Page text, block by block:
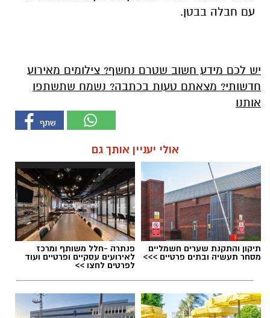
עם חבלה בבטן.
יש לכם מידע חשוב שטרם נחשף? צילומים מאירוע
חדשותי? מצאתם טעות בכתבה? נשמח שתשתפו
אותנו
אולי יעניין אותך גם
תיקון והתקנת שערים חשמליים
מסחר תעשיה ובתים פרטיים >>>
פנתרה -חלל משותף ומרכז
לאירועים עסקיים ופרטיים ועוד
לפרטים לחצו >>